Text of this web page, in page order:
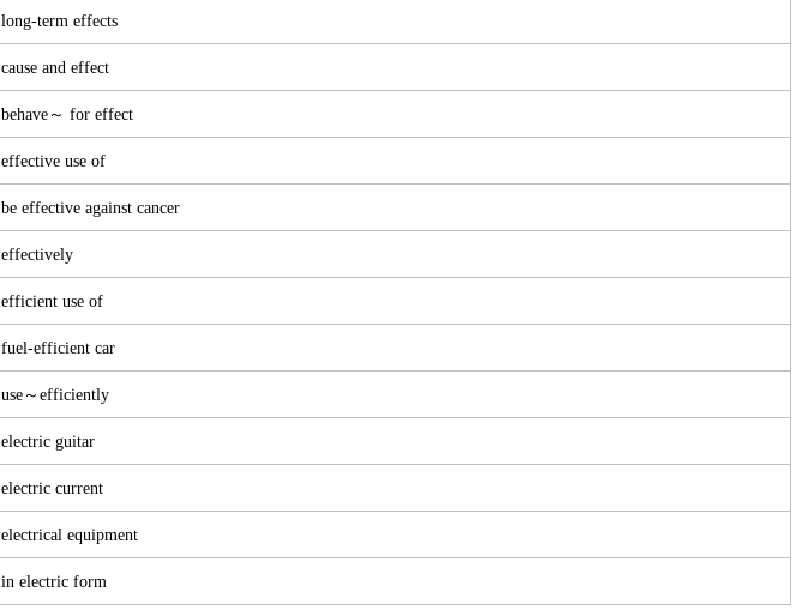
long-term effects
cause and effect
behave～ for effect
effective use of
be effective against cancer
effectively
efficient use of
fuel-efficient car
use～efficiently
electric guitar
electric current
electrical equipment
in electric form